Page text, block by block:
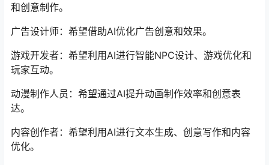
和创意制作。
广告设计师：希望借助AI优化广告创意和效果。
游戏开发者：希望利用AI进行智能NPC设计、游戏优化和
玩家互动。
动漫制作人员：希望通过AI提升动画制作效率和创意表
达。
内容创作者：希望利用AI进行文本生成、创意写作和内容
优化。